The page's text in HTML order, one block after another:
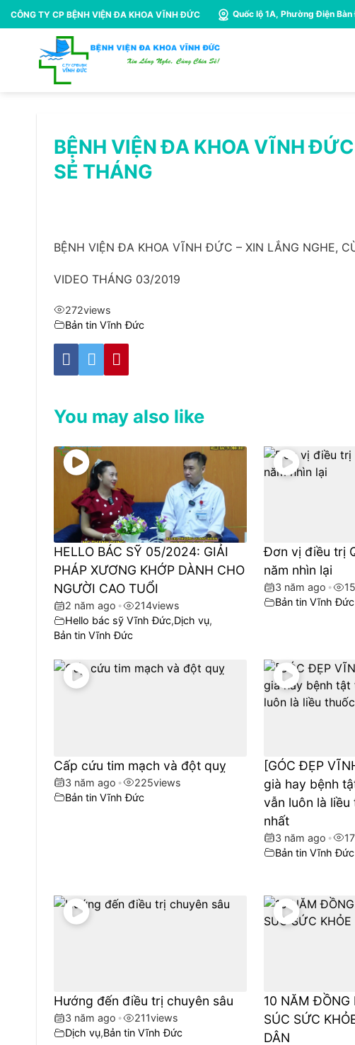
Bỏ
qua
CÔNG TY CP BỆNH VIỆN ĐA KHOA VĨNH ĐỨC Quốc lộ 1A, Phường Điện
BỆNH VIỆN ĐA KHOA VĨNH
SẺ THÁNG
BỆNH VIỆN ĐA KHOA VĨNH ĐỨC – XIN LẮNG NGHE,
VIDEO THÁNG 03/2019
272views
Bản tin Vĩnh Đức
You may also like
HELLO BÁC SỸ 05/2024: GIẢI
PHÁP XƯƠNG KHỚP DÀNH CHO
NGƯỜI CAO TUỔI
2 năm ago • 214views
Hello bác sỹ Vĩnh Đức,Dịch vụ,
Bản tin Vĩnh Đức
Đơn vị điều trị
năm nhìn lại
3 năm ago •
Bản tin Vĩnh Đức
Cấp cứu tim mạch và đột quỵ
3 năm ago • 225views
Bản tin Vĩnh Đức
[GÓC ĐẸP
già hay bệnh
vẫn luôn là
nhất
3 năm ago •
Bản tin Vĩnh Đức
Hướng đến điều trị chuyên sâu
3 năm ago • 211views
Dịch vụ,Bản tin Vĩnh Đức
10 NĂM ĐỒNG
SÚC SỨC
DÂN